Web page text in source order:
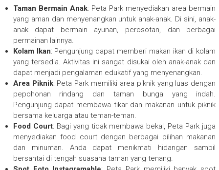
Taman Bermain Anak: Peta Park menyediakan area bermain
yang aman dan menyenangkan untuk anak-anak. Di sini, anak-
anak dapat bermain ayunan, perosotan, dan berbagai
permainan lainnya.
Kolam Ikan: Pengunjung dapat memberi makan ikan di kolam
yang tersedia. Aktivitas ini sangat disukai oleh anak-anak dan
dapat menjadi pengalaman edukatif yang menyenangkan.
Area Piknik: Peta Park memiliki area piknik yang luas dengan
pepohonan rindang dan taman bunga yang indah.
Pengunjung dapat membawa tikar dan makanan untuk piknik
bersama keluarga atau teman-teman.
Food Court: Bagi yang tidak membawa bekal, Peta Park juga
menyediakan food court dengan berbagai pilihan makanan
dan minuman. Anda dapat menikmati hidangan sambil
bersantai di tengah suasana taman yang tenang.